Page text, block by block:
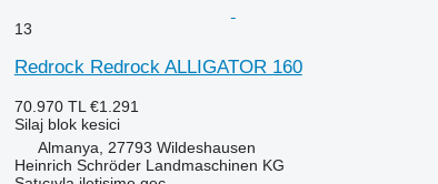
13
Redrock Redrock ALLIGATOR 160
70.970 TL €1.291
Silaj blok kesici
Almanya, 27793 Wildeshausen
Heinrich Schröder Landmaschinen KG